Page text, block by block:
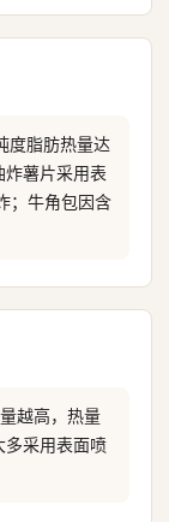
度脂肪热量达
薯片采用表
；牛角包因含
越高，热量
采用表面喷